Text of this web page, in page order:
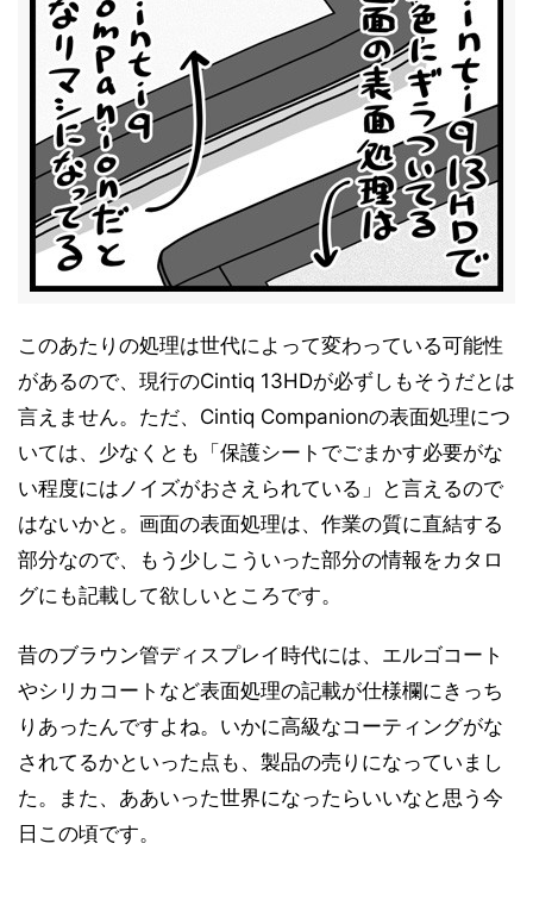
このあたりの処理は世代によって変わっている可能性
があるので、現行のCintiq 13HDが必ずしもそうだとは
言えません。ただ、Cintiq Companionの表面処理につ
いては、少なくとも「保護シートでごまかす必要がな
い程度にはノイズがおさえられている」と言えるので
はないかと。画面の表面処理は、作業の質に直結する
部分なので、もう少しこういった部分の情報をカタロ
グにも記載して欲しいところです。
昔のブラウン管ディスプレイ時代には、エルゴコート
やシリカコートなど表面処理の記載が仕様欄にきっち
りあったんですよね。いかに高級なコーティングがな
されてるかといった点も、製品の売りになっていまし
た。また、ああいった世界になったらいいなと思う今
日この頃です。